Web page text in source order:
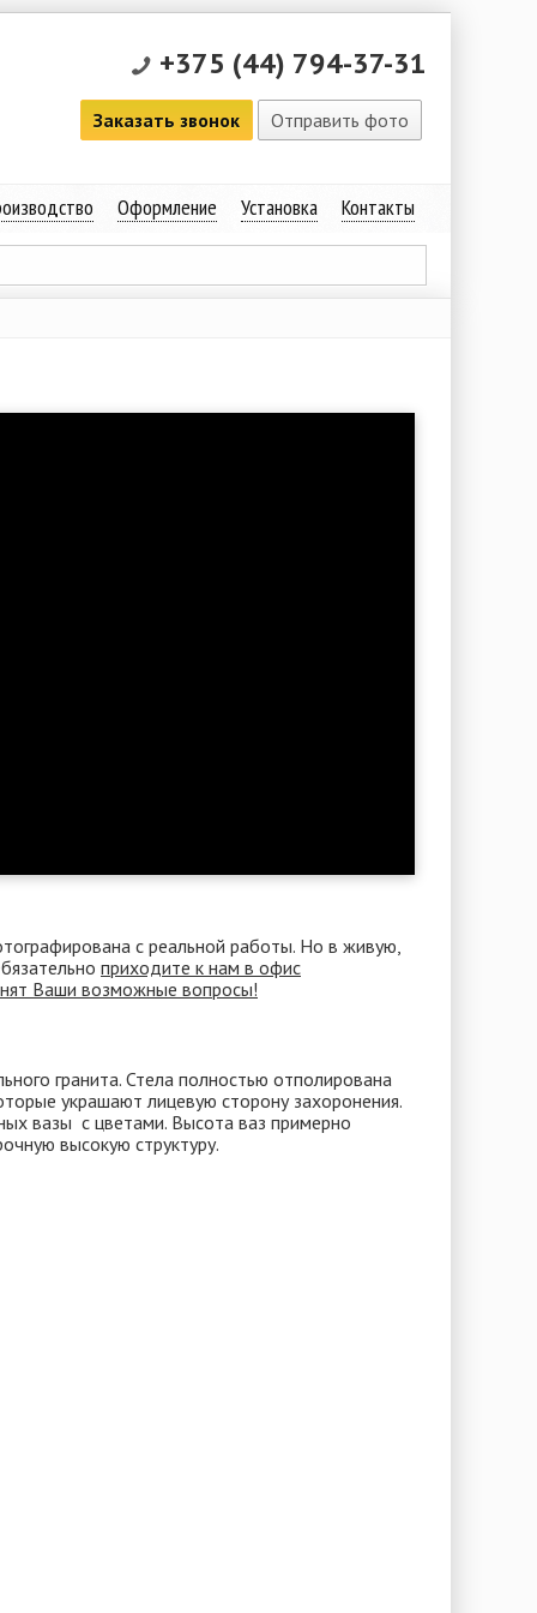
+375 (44) 794-37-31
Заказать звонок Отправить фото
Оформление Установка Контакты
с реальной работы. Но в живую,
приходите к нам в офис
Ваши возможные вопросы!
гранита. Стела полностью отполирована
украшают лицевую сторону захоронения.
вазы с цветами. Высота ваз примерно
высокую структуру.